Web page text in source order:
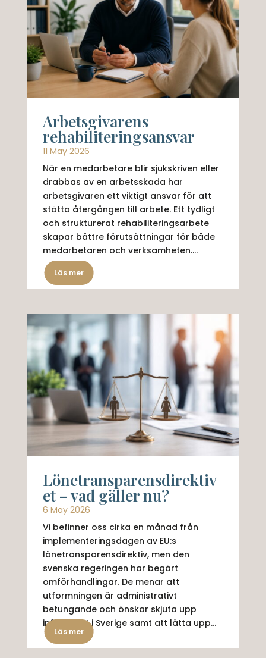
Arbetsgivarens
rehabiliteringsansvar
11 May 2026
När en medarbetare blir sjukskriven eller
drabbas av en arbetsskada har
arbetsgivaren ett viktigt ansvar för att
stötta återgången till arbete. Ett tydligt
och strukturerat rehabiliteringsarbete
skapar bättre förutsättningar för både
medarbetaren och verksamheten....
Läs mer
Lönetransparensdirektiv
et – vad gäller nu?
6 May 2026
Vi befinner oss cirka en månad från
implementeringsdagen av EU:s
lönetransparensdirektiv, men den
svenska regeringen har begärt
omförhandlingar. De menar att
utformningen är administrativt
betungande och önskar skjuta upp
införandet i Sverige samt att lätta upp...
Läs mer